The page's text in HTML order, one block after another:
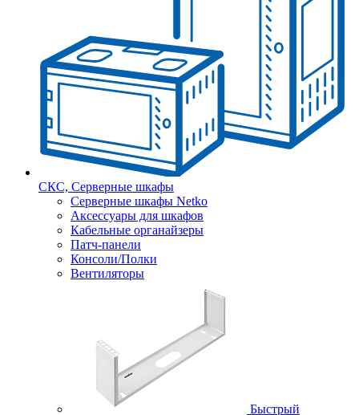
СКС, Серверные шкафы
Серверные шкафы Netko
Аксессуары для шкафов
Кабельные органайзеры
Патч-панели
Консоли/Полки
Вентиляторы
Быстрый